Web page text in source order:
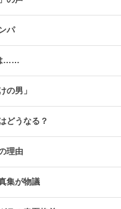
パ
……
の男」
どうなる？
理由
集が物議